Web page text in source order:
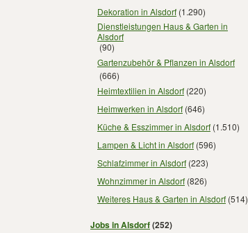
Dekoration in Alsdorf (1.290)
Dienstleistungen Haus & Garten in
Alsdorf
(90)
Gartenzubehör & Pflanzen in Alsdorf
(666)
Heimtextilien in Alsdorf (220)
Heimwerken in Alsdorf (646)
Küche & Esszimmer in Alsdorf (1.510)
Lampen & Licht in Alsdorf (596)
Schlafzimmer in Alsdorf (223)
Wohnzimmer in Alsdorf (826)
Weiteres Haus & Garten in Alsdorf (514)
Jobs in Alsdorf(252)